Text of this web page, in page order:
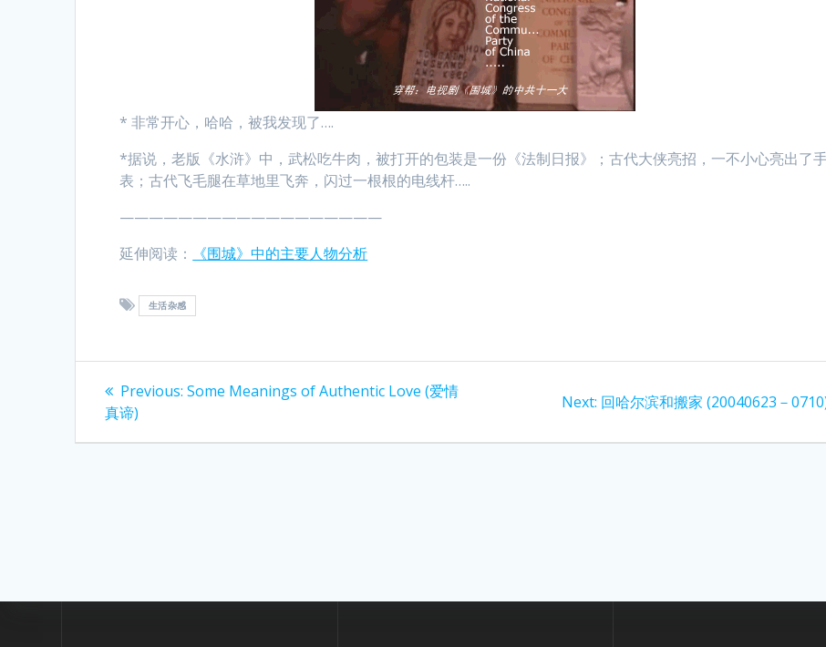
* 非常开心，哈哈，被我发现了….
*据说，老版《水浒》中，武松吃牛肉，被打开的包装是一份《法制日报》；古代大侠亮招，一不小心亮出了
表；古代飞毛腿在草地里飞奔，闪过一根根的电线杆…..
——————————————————
延伸阅读：
《围城》中的主要人物分析
生活杂感
Post
navigation
Previous: Previous
Some Meanings of Authentic Love (爱情
真谛)
Next: Next
回哈尔滨和搬家 (20040623－